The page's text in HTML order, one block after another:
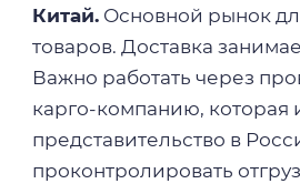
Китай.Основной рынок
товаров. Доставка
Важно работать через
карго-компанию, которая
представительство в
проконтролировать